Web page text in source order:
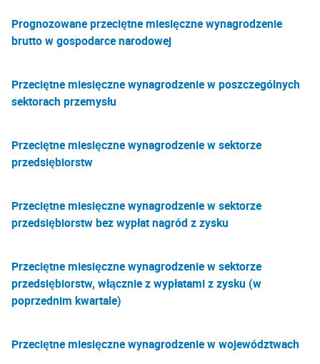
Prognozowane przeciętne miesięczne wynagrodzenie
brutto w gospodarce narodowej
Przeciętne miesięczne wynagrodzenie w poszczególnych
sektorach przemysłu
Przeciętne miesięczne wynagrodzenie w sektorze
przedsiębiorstw
Przeciętne miesięczne wynagrodzenie w sektorze
przedsiębiorstw bez wypłat nagród z zysku
Przeciętne miesięczne wynagrodzenie w sektorze
przedsiębiorstw, włącznie z wypłatami z zysku (w
poprzednim kwartale)
Przeciętne miesięczne wynagrodzenie w województwach